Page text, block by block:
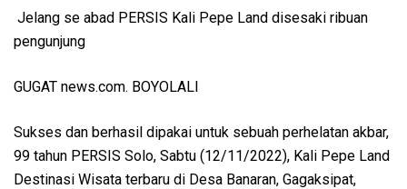
Jelang se abad PERSIS Kali Pepe Land disesaki ribuan
pengunjung
GUGAT news.com. BOYOLALI
Sukses dan berhasil dipakai untuk sebuah perhelatan akbar,
99 tahun PERSIS Solo, Sabtu (12/11/2022), Kali Pepe Land
Destinasi Wisata terbaru di Desa Banaran, Gagaksipat,